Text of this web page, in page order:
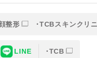
整形 TCBスキンクリ
LINE TCB